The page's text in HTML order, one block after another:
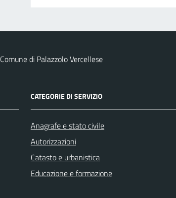
Comune di Palazzolo Vercellese
CATEGORIE DI SERVIZIO
Anagrafe e stato civile
Autorizzazioni
Catasto e urbanistica
Educazione e formazione